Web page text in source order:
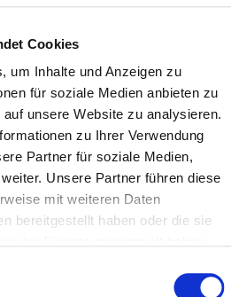
Cookies
um Inhalte und Anzeigen zu
für soziale Medien anbieten zu
unsere Website zu analysieren.
zu Ihrer Verwendung
Partner für soziale Medien,
Unsere Partner führen diese
mit weiteren Daten
bereitgestellt haben oder die sie